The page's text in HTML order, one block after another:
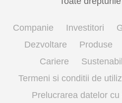
Companie Investitori
Dezvoltare
Produse
Cariere
Termeni si conditii de
Prelucrarea datelor